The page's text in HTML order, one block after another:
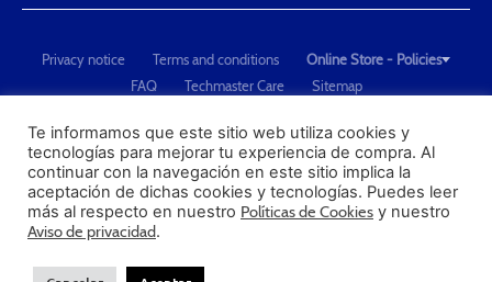
Privacy notice Terms and conditions
Online Store - Policies
FAQ
Techmaster Care
Sitemap
"Techmaster de México is The Global Leader in Test Equipment Solutions -
Calibration, Dimensional Measurement and Testing"
PROFECO
CONDUSEF
Te informamos que este sitio web utiliza cookies y
tecnologías para mejorar tu experiencia de compra. Al
continuar con la navegación en este sitio implica la
aceptación de dichas cookies y tecnologías. Puedes leer
más al respecto en nuestro Políticas de Cookies y nuestro
Aviso de privacidad.